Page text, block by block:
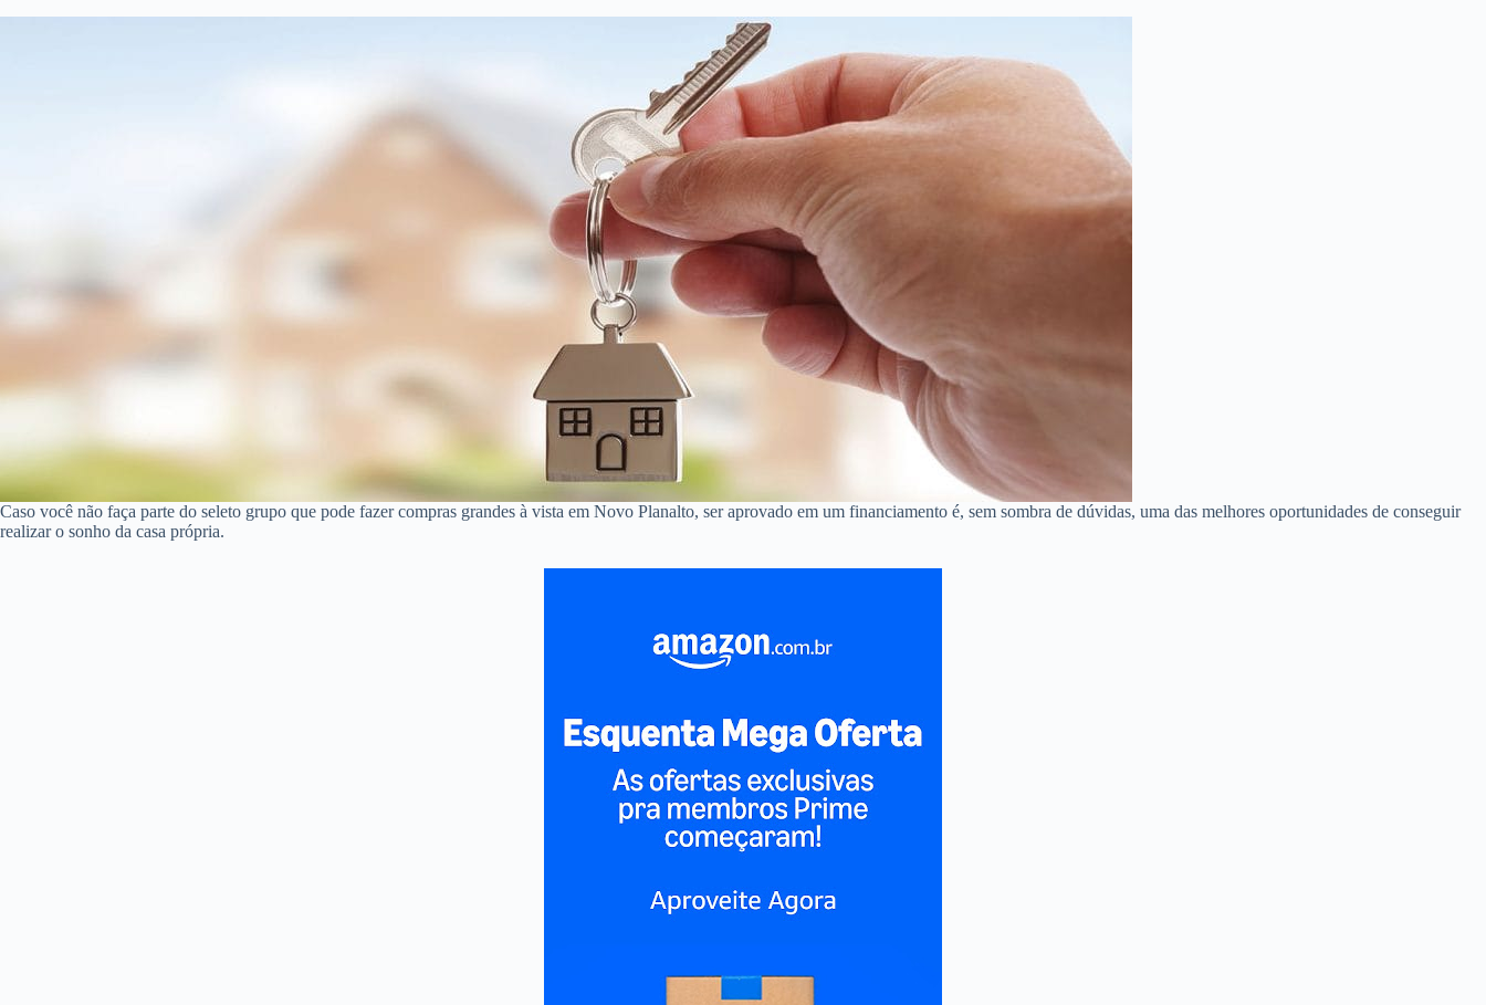
Caso você não faça parte do seleto grupo que pode fazer compras grandes à vista em Novo Planalto, ser aprovado em um financiamento é, sem sombra de dúvidas, uma das melhores oportunidades de conseguir
realizar o sonho da casa própria.